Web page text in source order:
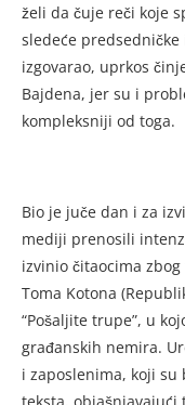
želi da čuje reči koje
sledeće
izgovarao, uprkos
Bajdena, jer su i
kompleksniji od toga.
Bio je juče dan i za
mediji prenosili
izvinio čitaocima
Toma Kotona
“Pošaljite trupe”, u
građanskih nemira.
i zaposlenima, koji